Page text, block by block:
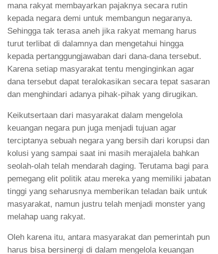
mana rakyat membayarkan pajaknya secara rutin
kepada negara demi untuk membangun negaranya.
Sehingga tak terasa aneh jika rakyat memang harus
turut terlibat di dalamnya dan mengetahui hingga
kepada pertanggungjawaban dari dana-dana tersebut.
Karena setiap masyarakat tentu menginginkan agar
dana tersebut dapat teralokasikan secara tepat sasaran
dan menghindari adanya pihak-pihak yang dirugikan.
Keikutsertaan dari masyarakat dalam mengelola
keuangan negara pun juga menjadi tujuan agar
terciptanya sebuah negara yang bersih dari korupsi dan
kolusi yang sampai saat ini masih merajalela bahkan
seolah-olah telah mendarah daging. Terutama bagi para
pemegang elit politik atau mereka yang memiliki jabatan
tinggi yang seharusnya memberikan teladan baik untuk
masyarakat, namun justru telah menjadi monster yang
melahap uang rakyat.
Oleh karena itu, antara masyarakat dan pemerintah pun
harus bisa bersinergi di dalam mengelola keuangan